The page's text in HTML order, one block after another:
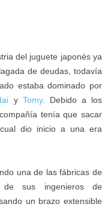
del juguete japonés ya
de deudas, todavía
estaba dominado por
y Tomy. Debido a los
tenía que sacar
cual dio inicio a una era
una de las fábricas de
sus ingenieros de
un brazo extensible